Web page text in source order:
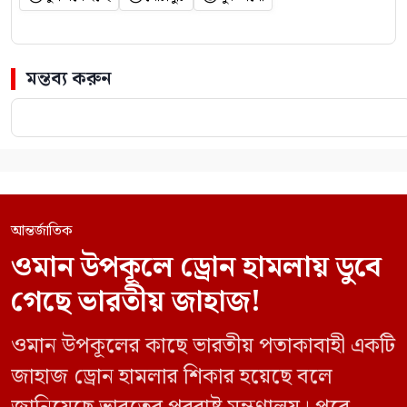
মন্তব্য করুন
আন্তর্জাতিক
ওমান উপকূলে ড্রোন হামলায় ডুবে
গেছে ভারতীয় জাহাজ!
ওমান উপকূলের কাছে ভারতীয় পতাকাবাহী একটি
জাহাজ ড্রোন হামলার শিকার হয়েছে বলে